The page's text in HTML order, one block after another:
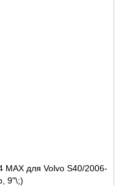
MAX для Volvo S40/2006-
9"\;)